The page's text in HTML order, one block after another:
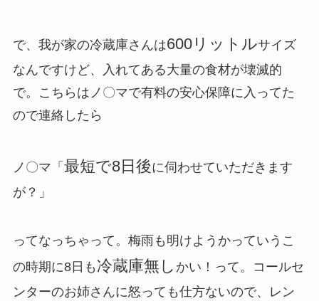
で、我が家の冷蔵庫さんは600リットルサイズ
なんですけど、入れてある大量の食材が壊滅的
で。こちらはノ〇マで有料の安心保障に入ってた
ので連絡したら
ノ〇マ「 最短で8日後に伺わせていただきます
が？」
ってなっちゃって。梅雨も明けようかっていうこ
の時期に8日も 冷蔵庫無し かい！って。コールセ
ンターのお姉さんに怒っても仕方ないので、レン